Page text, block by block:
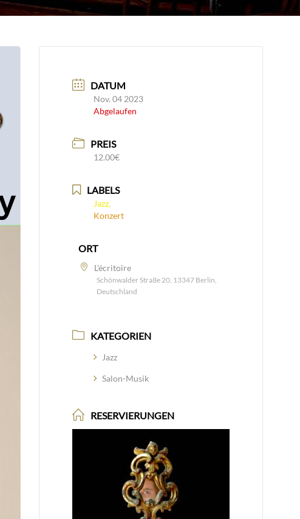
DATUM
Nov. 04 2023
Abgelaufen
PREIS
12.00€
LABELS
Jazz,
Konzert
ORT
L'écritoire
Schönwalder Straße 20, 13347 Berlin,
Deutschland
KATEGORIEN
Jazz
Salon-Musik
RESERVIERUNGEN